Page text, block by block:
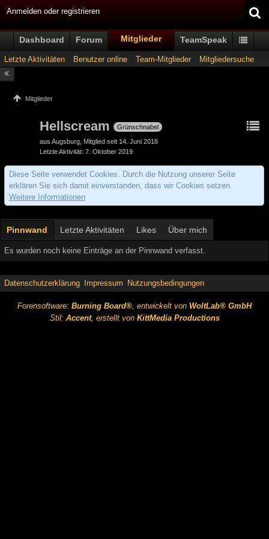
Anmelden oder registrieren
Dashboard Forum Mitglieder TeamSpeak
Letzte Aktivitäten Benutzer online Team-Mitglieder Mitgliedersuche
Mitglieder
Hellscream
Grünschnabel
aus Augsburg Mitglied seit 14. Juni 2018
Letzte Aktivität 7. Oktober 2019
Diese Seite verwendet Cookies. Durch die Nutzung unserer Seite
erklären Sie sich damit einverstanden, dass wir Cookies setzen.
Weitere Informationen
Pinnwand Letzte Aktivitäten Likes Über mich
Es wurden noch keine Einträge an der Pinnwand verfasst.
Datenschutzerklärung Impressum Nutzungsbedingungen
Forensoftware: Burning Board®, entwickelt von WoltLab® GmbH
Stil: Accent, erstellt von KittMedia Productions